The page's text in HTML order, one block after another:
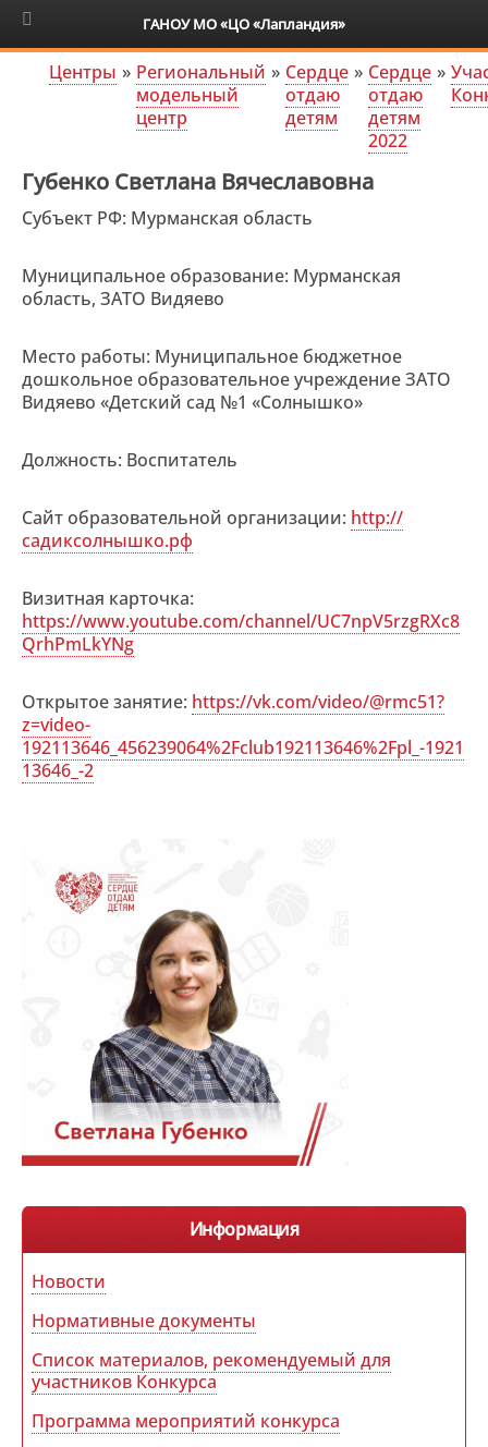
6+
Центры » Региональный
модельный
центр
» Сердце
отдаю
детям
» Сердце
отдаю
детям
2022
»
Губенко Светлана Вячеславовна
Субъект РФ: Мурманская область
Муниципальное образование: Мурманская
область, ЗАТО Видяево
Место работы: Муниципальное бюджетное
дошкольное образовательное учреждение ЗАТО
Видяево «Детский сад №1 «Солнышко»
Должность: Воспитатель
Сайт образовательной организации: http://
садиксолнышко.рф
Визитная карточка:
https://www.youtube.com/channel/UC7npV5rzgRXc8
QrhPmLkYNg
Открытое занятие: https://vk.com/video/@rmc51?
z=video-
192113646_456239064%2Fclub192113646%2Fpl_-1921
13646_-2
Информация
Новости
Нормативные документы
Список материалов, рекомендуемый для
участников Конкурса
Программа мероприятий конкурса
ГАНОУ МО «ЦО «Лапландия»